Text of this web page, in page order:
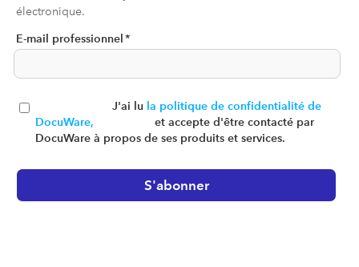
électronique.
E-mail professionnel *
J'ai lu la politique de confidentialité de
DocuWare,
et accepte d'être contacté par
DocuWare à propos de ses produits et services.